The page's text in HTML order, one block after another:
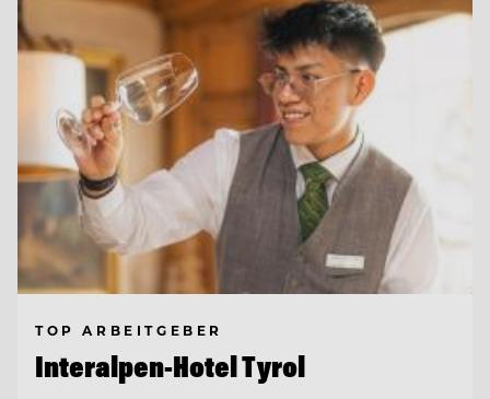
TOP ARBEITGEBER
Interalpen-Hotel Tyrol